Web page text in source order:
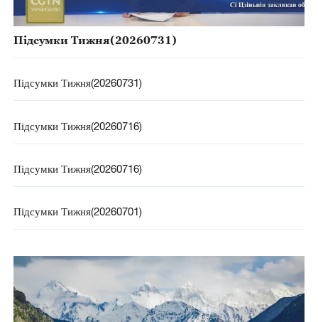
Підсумки Тижня(20260731)
Підсумки Тижня(20260731)
Підсумки Тижня(20260716)
Підсумки Тижня(20260716)
Підсумки Тижня(20260701)